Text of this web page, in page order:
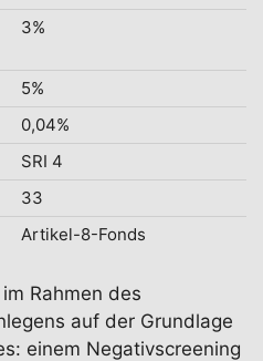
3%
5%
0,04%
SRI 4
33
Artikel-8-Fonds
Rahmen des
auf der Grundlage
einem Negativscreening